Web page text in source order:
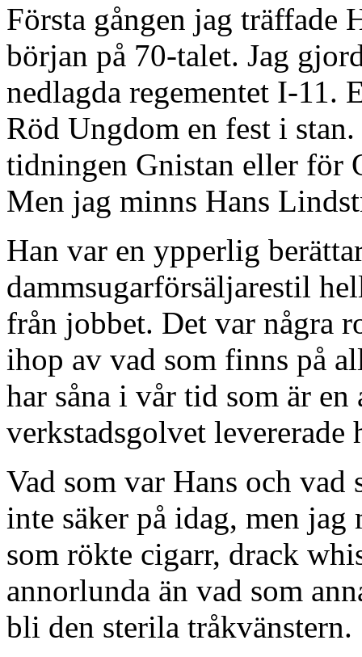
Första gången jag
början på 70-talet. Jag
nedlagda regementet I-11.
Röd Ungdom en fest i
tidningen Gnistan eller för
Men jag minns Hans
Han var en ypperlig
dammsugarförsäljarestil
från jobbet. Det var några
ihop av vad som finns på
har såna i vår tid som är
verkstadsgolvet levererade
Vad som var Hans och
inte säker på idag, men
som rökte cigarr, drack
annorlunda än vad som
bli den sterila tråkvänstern.